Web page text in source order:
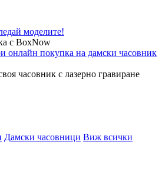
моделите!
с BoxNow
онлайн покупка на дамски часовник
часовник с лазерно гравиране
Дамски часовници Виж всички